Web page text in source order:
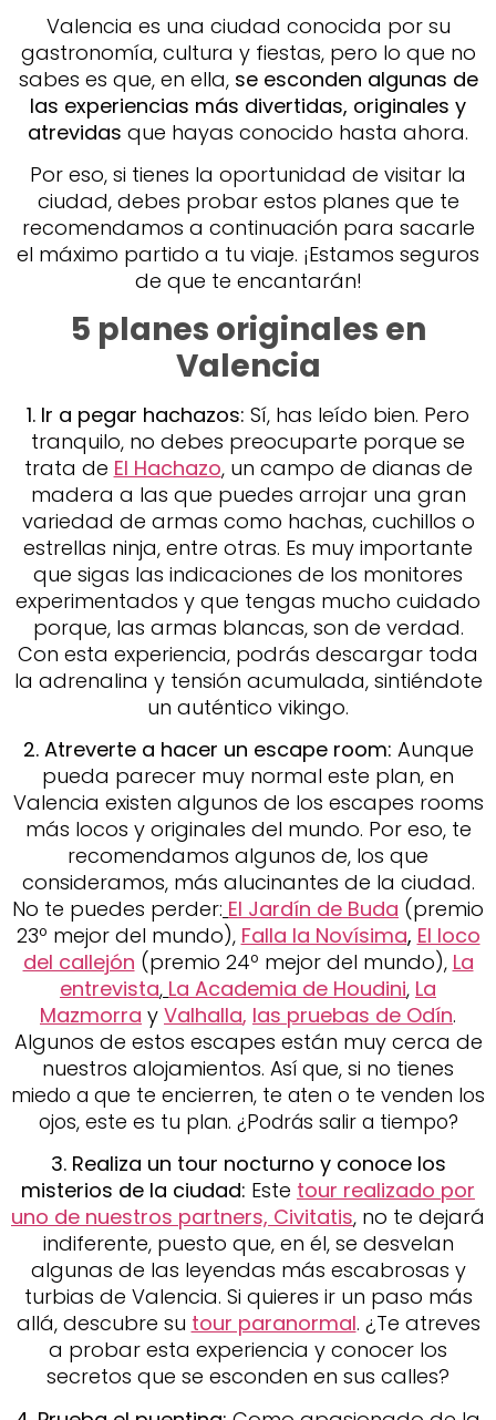
Valencia es una ciudad conocida por su
gastronomía, cultura y fiestas, pero lo que no
sabes es que, en ella, se esconden algunas de
las experiencias más divertidas, originales y
atrevidas que hayas conocido hasta ahora.
Por eso, si tienes la oportunidad de visitar la
ciudad, debes probar estos planes que te
recomendamos a continuación para sacarle
el máximo partido a tu viaje. ¡Estamos seguros
de que te encantarán!
5 planes originales en
Valencia
1. Ir a pegar hachazos: Sí, has leído bien. Pero
tranquilo, no debes preocuparte porque se
trata de El Hachazo, un campo de dianas de
madera a las que puedes arrojar una gran
variedad de armas como hachas, cuchillos o
estrellas ninja, entre otras. Es muy importante
que sigas las indicaciones de los monitores
experimentados y que tengas mucho cuidado
porque, las armas blancas, son de verdad.
Con esta experiencia, podrás descargar toda
la adrenalina y tensión acumulada, sintiéndote
un auténtico vikingo.
2. Atreverte a hacer un escape room: Aunque
pueda parecer muy normal este plan, en
Valencia existen algunos de los escapes rooms
más locos y originales del mundo. Por eso, te
recomendamos algunos de, los que
consideramos, más alucinantes de la ciudad.
No te puedes perder: El Jardín de Buda (premio
23º mejor del mundo), Falla la Novísima, El loco
del callejón (premio 24º mejor del mundo), La
entrevista, La Academia de Houdini, La
Mazmorra y Valhalla, las pruebas de Odín.
Algunos de estos escapes están muy cerca de
nuestros alojamientos. Así que, si no tienes
miedo a que te encierren, te aten o te venden los
ojos, este es tu plan. ¿Podrás salir a tiempo?
3. Realiza un tour nocturno y conoce los
misterios de la ciudad: Este tour realizado por
uno de nuestros partners, Civitatis, no te dejará
indiferente, puesto que, en él, se desvelan
algunas de las leyendas más escabrosas y
turbias de Valencia. Si quieres ir un paso más
allá, descubre su tour paranormal. ¿Te atreves
a probar esta experiencia y conocer los
secretos que se esconden en sus calles?